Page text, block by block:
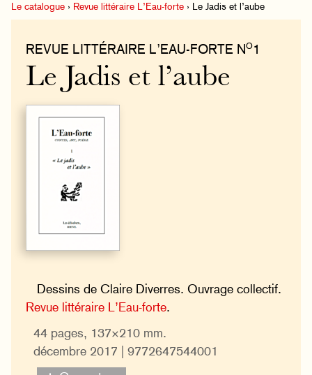
Le catalogue › Revue littéraire L’Eau-forte › Le Jadis et l’aube
REVUE LITTÉRAIRE L’EAU-FORTE NO1
Le Jadis et l’aube
Dessins de Claire Diverres. Ouvrage collectif.
Revue littéraire L’Eau-forte.
44 pages, 137×210 mm.
décembre 2017 | 9772647544001